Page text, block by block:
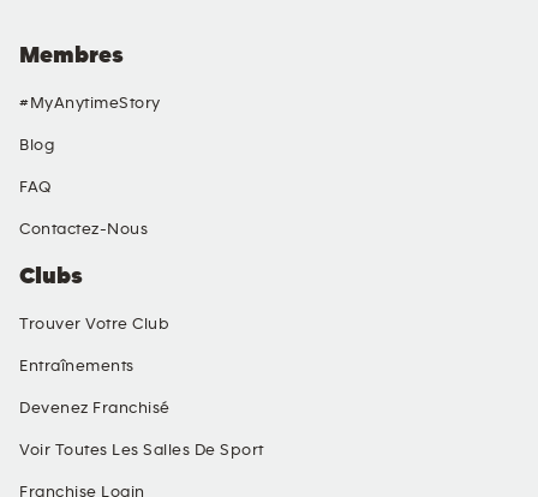
Clubs
Trouver Votre Club
Entraînements
Devenez Franchisé
Voir Toutes Les Salles De Sport
Franchise Login
Membres
#MyAnytimeStory
Blog
FAQ
Contactez-Nous